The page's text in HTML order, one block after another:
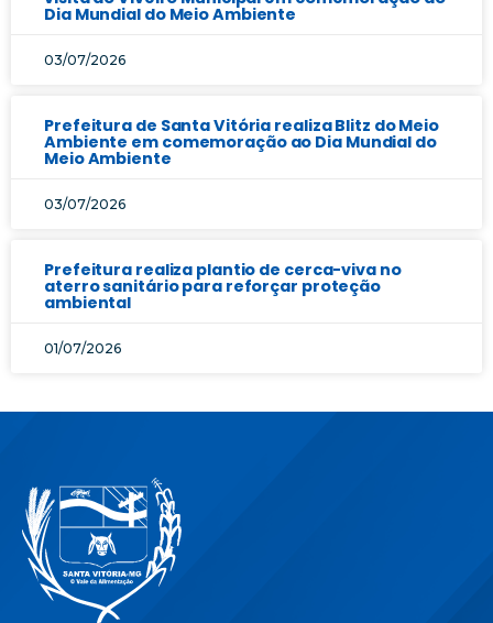
Dia Mundial do Meio Ambiente
03/07/2026
Prefeitura de Santa Vitória realiza Blitz do Meio
Ambiente em comemoração ao Dia Mundial do
Meio Ambiente
03/07/2026
Prefeitura realiza plantio de cerca-viva no
aterro sanitário para reforçar proteção
ambiental
01/07/2026